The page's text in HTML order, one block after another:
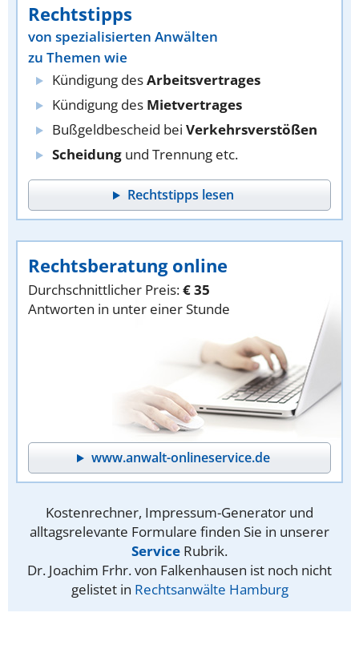
Rechtstipps
von spezialisierten Anwälten
zu Themen wie
Kündigung desArbeitsvertrages
Kündigung des Mietvertrages
Bußgeldbescheid bei Verkehrsverstößen
Scheidung und Trennung etc.
Rechtstipps lesen
Rechtsberatung online
Durchschnittlicher Preis:€ 35
Antworten in unter einer Stunde
www.anwalt-onlineservice.de
Kostenrechner, Impressum-Generator und
alltagsrelevante Formulare finden Sie in unserer
Service Rubrik.
Dr. Joachim Frhr. von Falkenhausen ist noch nicht
gelistet in Rechtsanwälte Hamburg